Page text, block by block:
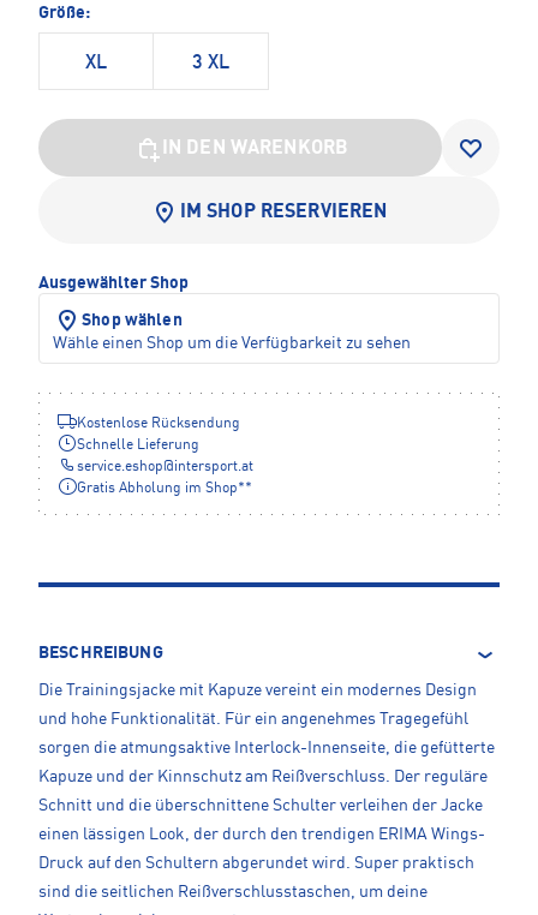
Größe:
XL 3 XL
IN DEN WARENKORB
IM SHOP RESERVIEREN
Ausgewählter Shop
Shop wählen
Wähle einen Shop um die Verfügbarkeit zu sehen
Kostenlose Rücksendung
Schnelle Lieferung
service.eshop@intersport.at
Gratis Abholung im Shop**
BESCHREIBUNG
Die Trainingsjacke mit Kapuze vereint ein modernes Design
und hohe Funktionalität. Für ein angenehmes Tragegefühl
sorgen die atmungsaktive Interlock-Innenseite, die gefütterte
Kapuze und der Kinnschutz am Reißverschluss. Der reguläre
Schnitt und die überschnittene Schulter verleihen der Jacke
einen lässigen Look, der durch den trendigen ERIMA Wings-
Druck auf den Schultern abgerundet wird. Super praktisch
sind die seitlichen Reißverschlusstaschen, um deine